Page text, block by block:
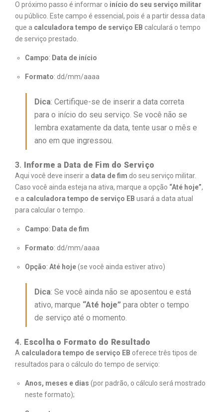
O próximo passo é informar o início do seu serviço militar
ou público. Este campo é essencial, pois é a partir dessa data
que a calculadora tempo de serviço EB calculará o tempo
de serviço prestado.
Campo: Data de início
Formato: dd/mm/aaaa
Dica: Certifique-se de inserir a data correta
para o início do seu serviço. Se você não se
lembra exatamente da data, tente usar o mês e
ano em que ingressou.
3. Informe a Data de Fim do Serviço
Aqui você deve inserir a data de fim do seu serviço militar.
Caso você ainda esteja na ativa, marque a opção “Até hoje”,
e a calculadora tempo de serviço EB usará a data atual
para calcular o tempo.
Campo: Data de fim
Formato: dd/mm/aaaa
Opção: Até hoje(se você ainda estiver ativo)
Dica: Se você ainda não se aposentou e está
ativo, marque “Até hoje” para obter o tempo
de serviço até o momento.
4. Escolha o Formato do Resultado
A calculadora tempo de serviço EB oferece três tipos de
resultados para o cálculo do tempo de serviço:
Anos, meses e dias (por padrão, o cálculo será mostrado
neste formato);